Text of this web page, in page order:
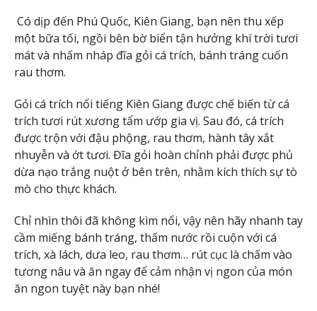
Có dịp đến Phú Quốc, Kiên Giang, bạn nên thu xếp
một bữa tối, ngồi bên bờ biển tận hưởng khí trời tươi
mát và nhấm nháp đĩa gỏi cá trích, bánh tráng cuốn
rau thơm.
Gỏi cá trích nổi tiếng Kiên Giang được chế biến từ cá
trích tươi rút xương tẩm ướp gia vị. Sau đó, cá trích
được trộn với đậu phộng, rau thơm, hành tây xắt
nhuyễn và ớt tươi. Đĩa gỏi hoàn chỉnh phải được phủ
dừa nạo trắng nuột ở bên trên, nhằm kích thích sự tò
mò cho thực khách.
Chỉ nhìn thôi đã không kìm nổi, vậy nên hãy nhanh tay
cầm miếng bánh tráng, thấm nước rồi cuộn với cá
trích, xà lách, dưa leo, rau thơm… rút cục là chấm vào
tương nâu và ăn ngay để cảm nhận vị ngon của món
ăn ngon tuyệt này bạn nhé!